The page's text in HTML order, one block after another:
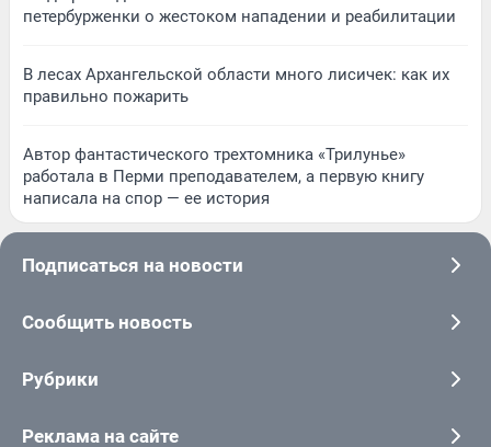
петербурженки о жестоком нападении и реабилитации
В лесах Архангельской области много лисичек: как их
правильно пожарить
Автор фантастического трехтомника «Трилунье»
работала в Перми преподавателем, а первую книгу
написала на спор — ее история
Подписаться на новости
Сообщить новость
Рубрики
Реклама на сайте